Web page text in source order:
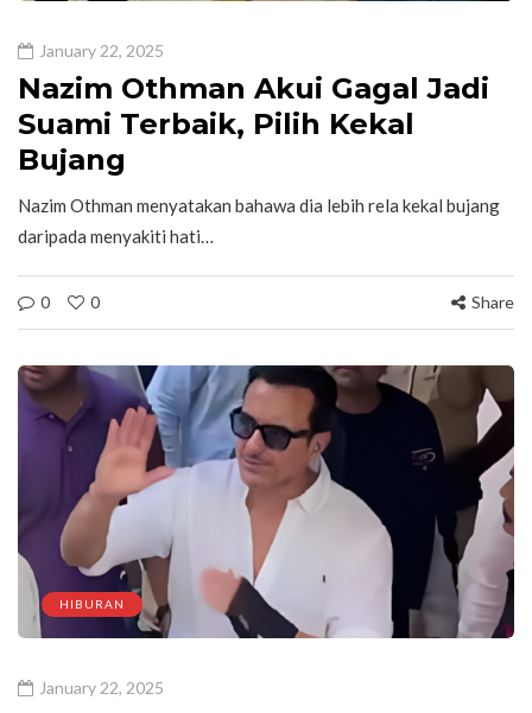
January 22, 2025
Nazim Othman Akui Gagal Jadi
Suami Terbaik, Pilih Kekal
Bujang
Nazim Othman menyatakan bahawa dia lebih rela kekal bujang
daripada menyakiti hati…
0 0 Share
HIBURAN
January 22, 2025